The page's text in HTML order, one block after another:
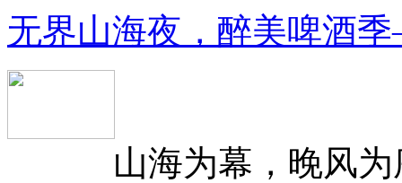
无界山海夜，醉美啤酒
山海为幕，晚风为